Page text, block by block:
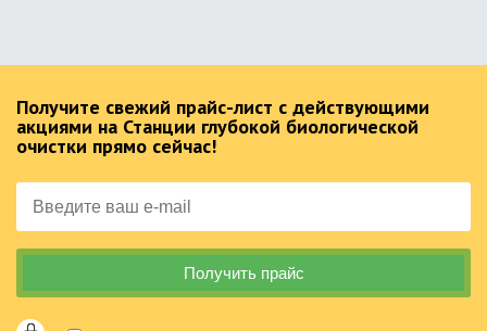
Получите свежий прайс-лист с действующими
акциями на Станции глубокой биологической
очистки прямо сейчас!